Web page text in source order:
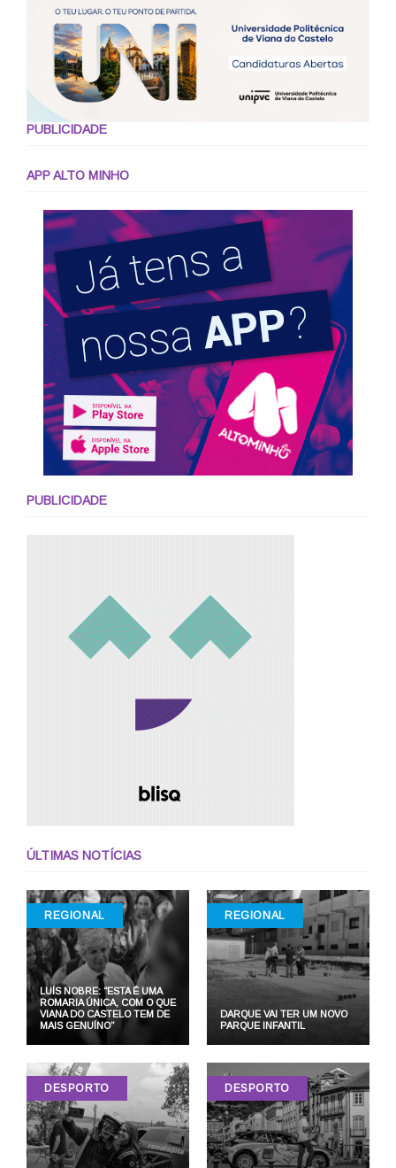
PUBLICIDADE
APP ALTO MINHO
PUBLICIDADE
ÚLTIMAS NOTÍCIAS
REGIONAL
LUÍS NOBRE: “ESTA É UMA
ROMARIA ÚNICA, COM O QUE
VIANA DO CASTELO TEM DE
MAIS GENUÍNO”
REGIONAL
DARQUE VAI TER UM NOVO
PARQUE INFANTIL
DESPORTO DESPORTO